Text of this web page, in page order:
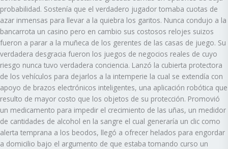
probabilidad. Sostenía que el verdadero jugador tomaba cuotas de
azar inmensas para llevar a la quiebra los garitos. Nunca condujo a la
bancarrota un casino pero en cambio sus costosos relojes suizos
fueron a parar a la muñeca de los gerentes de las casas de juego. Su
verdadera desgracia fueron los juegos de negocios reales de cuyo
riesgo nunca tuvo verdadera conciencia. Lanzó la cubierta protectora
de los vehículos para dejarlos a la intemperie la cual se extendía con
apoyo de brazos electrónicos inteligentes, una aplicación robótica que
resulto de mayor costo que los objetos de su protección. Promovió
un medicamento para impedir el crecimiento de las uñas, un medidor
de cantidades de alcohol en la sangre el cual generaría un clic como
alerta temprana a los beodos, llegó a ofrecer helados para engordar
a domicilio bajo el argumento de que estaba tomando curso un